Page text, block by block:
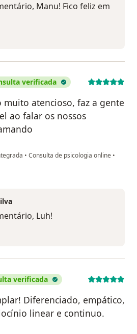
Manu! Fico feliz em
verificada
muito atencioso, faz a gente
ao falar os nossos
• Consulta de psicologia online •
Luh!
verificada
Diferenciado, empático,
linear e continuo.